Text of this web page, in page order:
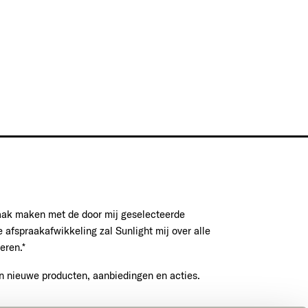
maken met de door mij geselecteerde
afspraakafwikkeling zal Sunlight mij over alle
nieuwe producten, aanbiedingen en acties.